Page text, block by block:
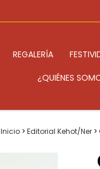
REGALERÍA
¿QUIÉNES
Inicio > Editorial Kehot/Ner >